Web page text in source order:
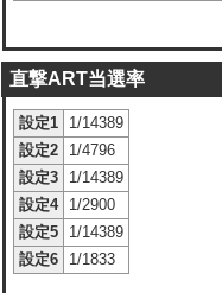
直撃ART当選率
設定1
1/14389
設定2
1/4796
設定3
1/14389
設定4
1/2900
設定5
1/14389
設定6
1/1833